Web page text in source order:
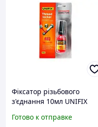
Фіксатор різьбового
з'єднання 10мл UNIFIX
7517
Готово к отправке